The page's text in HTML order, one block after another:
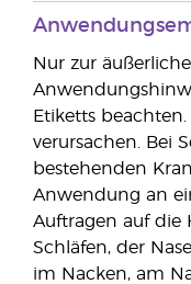
Nur zur
Etiketts
verursachen. Bei
bestehenden
Anwendung an
Auftragen auf die
Schläfen, der
im Nacken, am